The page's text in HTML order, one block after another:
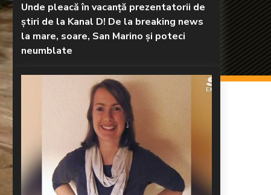
Unde pleacă în vacanță prezentatorii de
știri de la Kanal D! De la breaking news
la mare, soare, San Marino și poteci
neumblate